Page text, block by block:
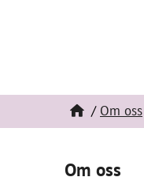
Om oss
Om oss